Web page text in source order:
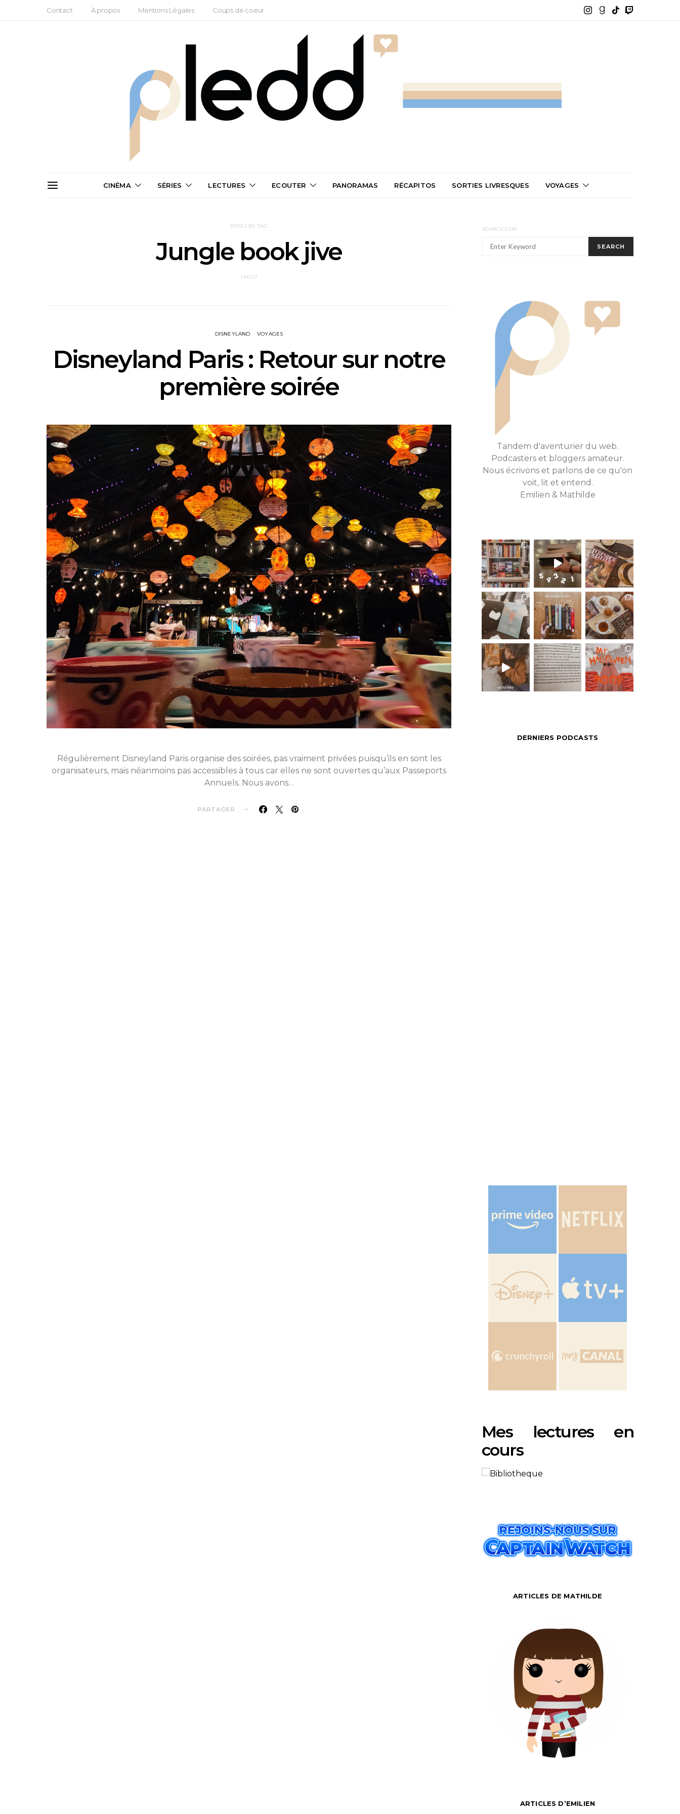
Contact À propos Mentions Légales Coups de coeur
CINÉMA SÉRIES LECTURES ECOUTER PANORAMAS RÉCAPITOS SORTIES LIVRESQUES VOYAGES
POSTS BY TAG
Jungle book jive
1 POST
DISNEYLAND VOYAGES
Disneyland Paris : Retour sur notre
première soirée
Régulièrement Disneyland Paris organise des soirées, pas vraiment privées puisqu’ils en sont les
organisateurs, mais néanmoins pas accessibles à tous car elles ne sont ouvertes qu’aux Passeports
Annuels. Nous avons…
PARTAGER
SEARCH FOR:
SEARCH
Tandem d'aventurier du web.
Podcasters et bloggers amateur.
Nous écrivons et parlons de ce qu'on
voit, lit et entend.
Emilien & Mathilde
DERNIERS PODCASTS
Mes lectures en
cours
ARTICLES DE MATHILDE
ARTICLES D’EMILIEN